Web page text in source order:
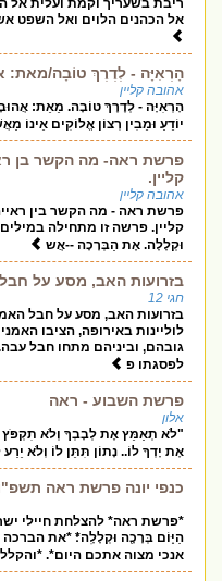
ריבת בשעריך וקמת ועלית אל
אל הכהנים הלוים ואל השפט
הָרְאִיָּה - לְדֶרֶךְ טוֹבָה/מאת:
אהובה קליין
הָרְאִיָּה - לְדֶרֶךְ טוֹבָה. מֵאֵת:
יוֹדֵעַ וּמֵבִין רְצוֹן אֱלוֹקִים אֵינוֹ
פרשת ראה- מה הקשר בן
קליין.
אהובה קליין
פרשת ראה - מה הקשר בין
קליין. פרשה זו מתחילה
וּקְלָלָה. אֶת הַבְּרָכָה --אֲש
בזרועות האב, מסע על
חגי 12
בזרועות האב, מסע על חבל
לוליינות באירופה, הציבו
גובהם, וביניהם מתחו חבל
לפסגתו פ
פרשת השבוע - ראה
אלון
"לֹא תְאַמֵּץ אֶת לְבָבְךָ וְלֹא תִקְפֹּץ
אֶת יָדְךָ לוֹ.. נָתוֹן תִּתֵּן לוֹ וְלֹא
כנפי יונה פרשת ראה
*פרשת ראה* להצלחת חיילי
הַיּ֑וֹם בְּרָכָ֖ה וּקְלָלָֽה*׃ *את
אנכי מצוה אתכם היום*.